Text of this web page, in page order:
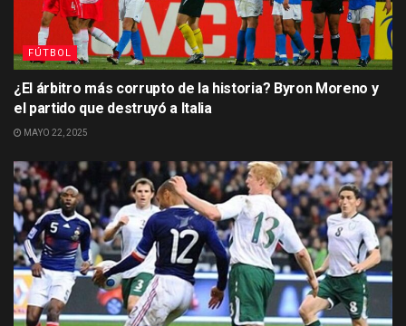
FÚTBOL
¿El árbitro más corrupto de la historia? Byron Moreno y
el partido que destruyó a Italia
MAYO 22, 2025